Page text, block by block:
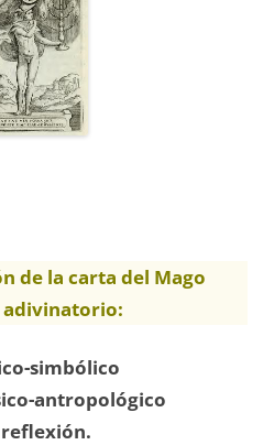
de la carta del Mago
adivinatorio:
simbólico
antropológico
reflexión.